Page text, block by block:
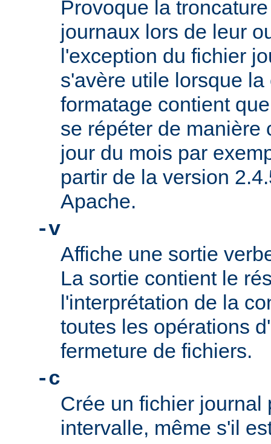
Provoque la
journaux lors de leur
l'exception du fichier
s'avère utile lorsque
formatage contient
se répéter de manière
jour du mois par
partir de la version
Apache.
-v
Affiche une sortie
La sortie contient le
l'interprétation de la
toutes les opérations
fermeture de fichiers.
-c
Crée un fichier journal
intervalle, même s'il